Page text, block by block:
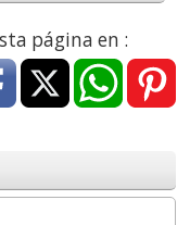
página en :